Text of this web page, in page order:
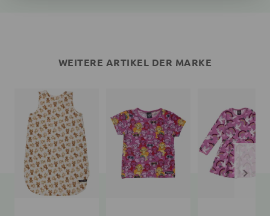
WEITERE ARTIKEL DER MARKE